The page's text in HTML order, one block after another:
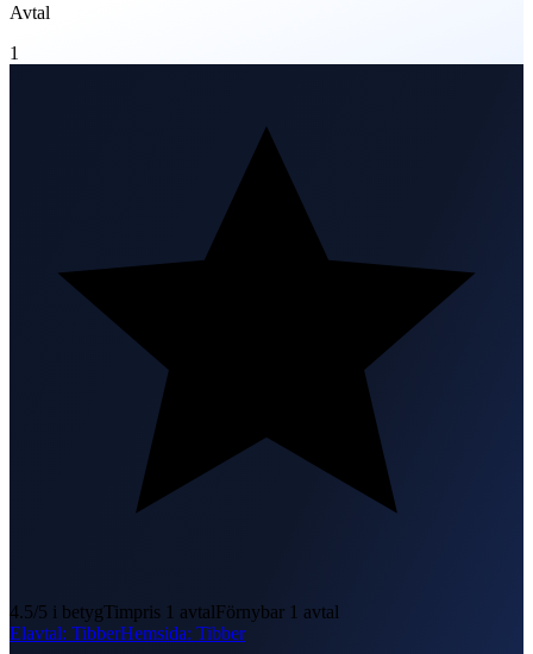
Avtal
1
4.5/5 i betygTimpris 1 avtalFörnybar 1 avtal
Elavtal: TibberHemsida: Tibber